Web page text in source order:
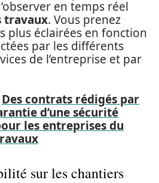
en temps réel
travaux. Vous prenez
plus éclairées en fonction
par les différents
de l’entreprise et par
Des contrats rédigés par
d’une sécurité
les entreprises du
sur les chantiers